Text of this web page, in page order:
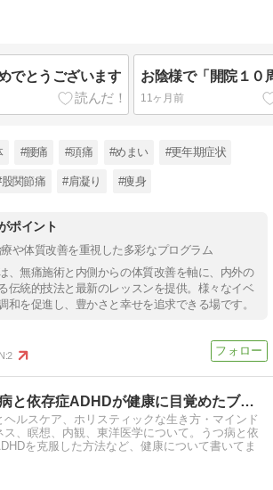
でとうございます お陰様で「開院１０
11ヶ月前
#腰痛 #頭痛 #めまい #更年期症状
股関節痛 #肩凝り #痩身
ポイント
や体質改善を重視した多彩なプログラム
、無痛施術と内側からの体質改善を軸に、内外の
伝統的技法と最新のレッスンを提供。様々なイベ
和を促進し、豊かさと幸せを追求できる場です。
2
うつ病と依存症ADHDが健康に目覚めたブログ
ヘルスケア、ホリスティックな生き方・マインド
ス、瞑想、内観、東洋医学について。うつ病と依
を克服した方法など、健康について書いてま